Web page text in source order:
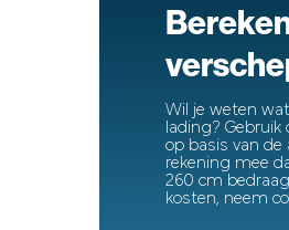
Wil je weten
lading? Gebruik
op basis van
rekening mee
260 cm
kosten, neem